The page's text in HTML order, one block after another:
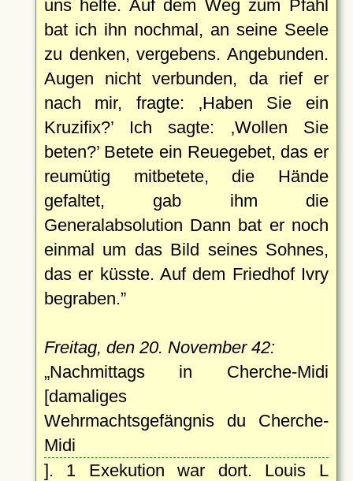
uns helfe. Auf dem Weg zum Pfahl
bat ich ihn nochmal, an seine Seele
zu denken, vergebens. Angebunden.
Augen nicht verbunden, da rief er
nach mir, fragte:
Haben Sie ein
Kruzifix?Ich sagte:
Wollen Sie
beten?Betete ein Reuegebet, das er
reumütig mitbetete, die Hände
gefaltet, gab ihm die
Generalabsolution Dann bat er noch
einmal um das Bild seines Sohnes,
das er küsste. Auf dem Friedhof Ivry
begraben.
Freitag, den 20. November 42:
Nachmittags in Cherche-Midi
[damaliges
Wehrmachtsgefängnis du Cherche-
Midi
]. 1 Exekution war dort. Louis L